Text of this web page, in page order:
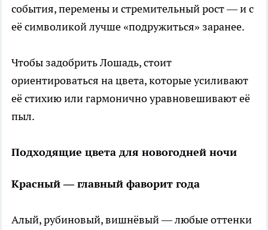
события, перемены и стремительный рост — и с
её символикой лучше «подружиться» заранее.
Чтобы задобрить Лошадь, стоит
ориентироваться на цвета, которые усиливают
её стихию или гармонично уравновешивают её
пыл.
Подходящие цвета для новогодней ночи
Красный — главный фаворит года
Алый, рубиновый, вишнёвый — любые оттенки